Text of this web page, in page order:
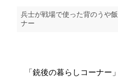
兵士が戦場で使った背のうや
ナー
「銃後の暮らしコーナー